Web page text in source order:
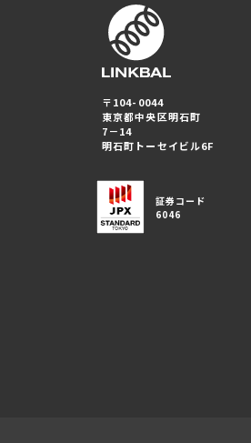
〒104-0044
東京都中央区明石町
7－14
明石町トーセイビル6F
証券コード
6046